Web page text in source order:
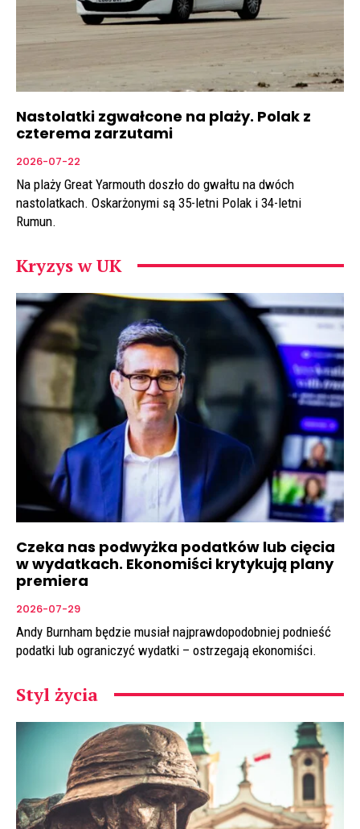
Nastolatki zgwałcone na plaży. Polak z
czterema zarzutami
2026-07-22
Na plaży Great Yarmouth doszło do gwałtu na dwóch
nastolatkach. Oskarżonymi są 35-letni Polak i 34-letni
Rumun.
Kryzys w UK
Czeka nas podwyżka podatków lub cięcia
w wydatkach. Ekonomiści krytykują plany
premiera
2026-07-29
Andy Burnham będzie musiał najprawdopodobniej podnieść
podatki lub ograniczyć wydatki – ostrzegają ekonomiści.
Styl życia